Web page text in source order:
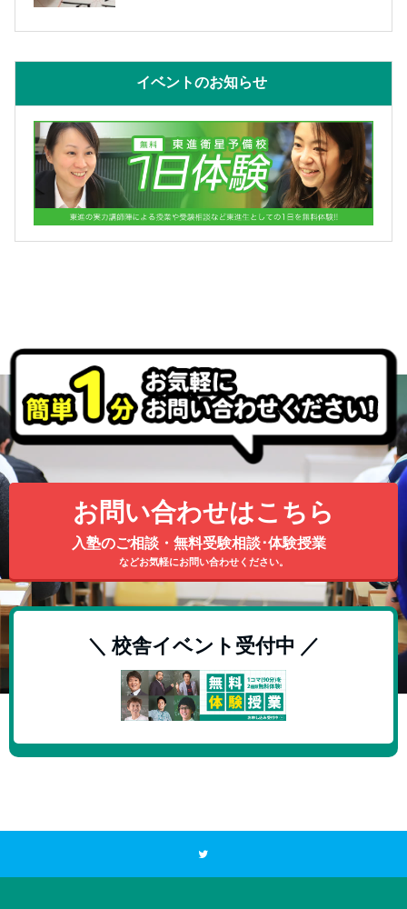
イベントのお知らせ
お問い合わせはこちら
入塾のご相談・無料受験相談･体験授業
などお気軽にお問い合わせください。
＼ 校舎イベント受付中 ／